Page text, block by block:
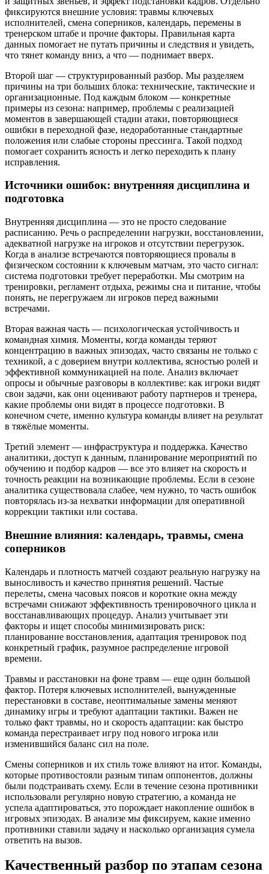
фиксируются внешние условия: травмы ключевых
исполнителей, смена соперников, календарь, перемены в
тренерском штабе и прочие факторы. Правильная карта
данных помогает не путать причины и следствия и увидеть,
что тянет команду вниз, а что — поднимает вверх.
Второй шаг — структурированный разбор. Мы разделяем
причины на три больших блока: технические, тактические и
организационные. Под каждым блоком — конкретные
примеры из сезона: например, проблемы с реализацией
моментов в завершающей стадии атаки, повторяющиеся
ошибки в переходной фазе, недоработанные стандартные
положения или слабые стороны прессинга. Такой подход
помогает сохранить ясность и легко переходить к плану
исправления.
Источники ошибок: внутренняя дисциплина и
подготовка
Внутренняя дисциплина — это не просто следование
расписанию. Речь о распределении нагрузки, восстановлении,
адекватной нагрузке на игроков и отсутствии перегрузок.
Когда в анализе встречаются повторяющиеся провалы в
физическом состоянии к ключевым матчам, это часто сигнал:
система подготовки требует переработки. Мы смотрим на
тренировки, регламент отдыха, режимы сна и питание, чтобы
понять, не перегружаем ли игроков перед важными
встречами.
Вторая важная часть — психологическая устойчивость и
командная химия. Моменты, когда команды теряют
концентрацию в важных эпизодах, часто связаны не только с
техникой, а с доверием внутри коллектива, ясностью ролей и
эффективной коммуникацией на поле. Анализ включает
опросы и обычные разговоры в коллективе: как игроки видят
свои задачи, как они оценивают работу партнеров и тренера,
какие проблемы они видят в процессе подготовки. В
конечном счете, именно культура команды влияет на результат
в тяжёлые моменты.
Третий элемент — инфраструктура и поддержка. Качество
аналитики, доступ к данным, планирование мероприятий по
обучению и подбор кадров — все это влияет на скорость и
точность реакции на возникающие проблемы. Если в сезоне
аналитика существовала слабее, чем нужно, то часть ошибок
повторялась из-за нехватки информации для оперативной
коррекции тактики или состава.
Внешние влияния: календарь, травмы, смена
соперников
Календарь и плотность матчей создают реальную нагрузку на
выносливость и качество принятия решений. Частые
перелеты, смена часовых поясов и короткие окна между
встречами снижают эффективность тренировочного цикла и
восстанавливающих процедур. Анализ учитывает эти
факторы и ищет способы минимизировать риск:
планирование восстановления, адаптация тренировок под
конкретный график, разумное распределение игровой
времени.
Травмы и расстановки на фоне травм — еще один большой
фактор. Потеря ключевых исполнителей, вынужденные
перестановки в составе, неоптимальные замены меняют
динамику игры и требуют адаптации тактики. Важен не
только факт травмы, но и скорость адаптации: как быстро
команда перестраивает игру под нового игрока или
изменившийся баланс сил на поле.
Смены соперников и их стиль тоже влияют на итог. Команды,
которые противостояли разным типам оппонентов, должны
были подстраивать схему. Если в течение сезона противники
использовали регулярно новую стратегию, а команда не
успела адаптироваться, это порождает накопление ошибок в
игровых эпизодах. В анализе мы фиксируем, какие именно
противники ставили задачу и насколько организация сумела
ответить на вызов.
Качественный разбор по этапам сезона